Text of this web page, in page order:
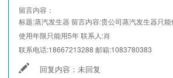
留言内容：
标题:蒸汽发生器 留言内容:贵公司蒸汽发生器只
使用年限只能用5年联系人:肖
联系电话:18667213288邮箱:1083780383
回复内容：未回复